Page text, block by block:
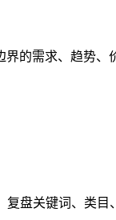
的需求、趋势、
复盘关键词、类